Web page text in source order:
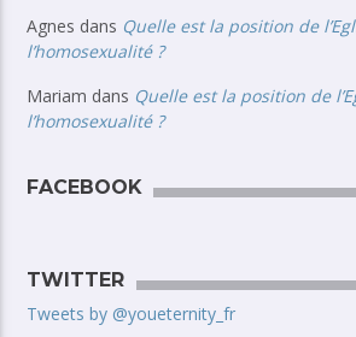
Agnes dans Quelle est la position de
l’homosexualité ?
Mariam dans Quelle est la position de
l’homosexualité ?
FACEBOOK
TWITTER
Tweets by @youeternity_fr